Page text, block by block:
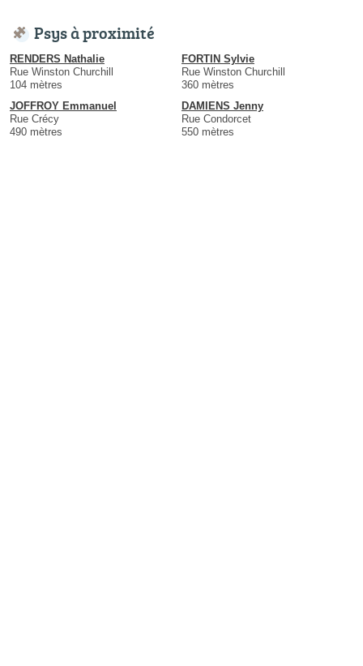
Psys à proximité
RENDERS Nathalie
Rue Winston Churchill
104 mètres
FORTIN Sylvie
Rue Winston Churchill
360 mètres
JOFFROY Emmanuel
Rue Crécy
490 mètres
DAMIENS Jenny
Rue Condorcet
550 mètres